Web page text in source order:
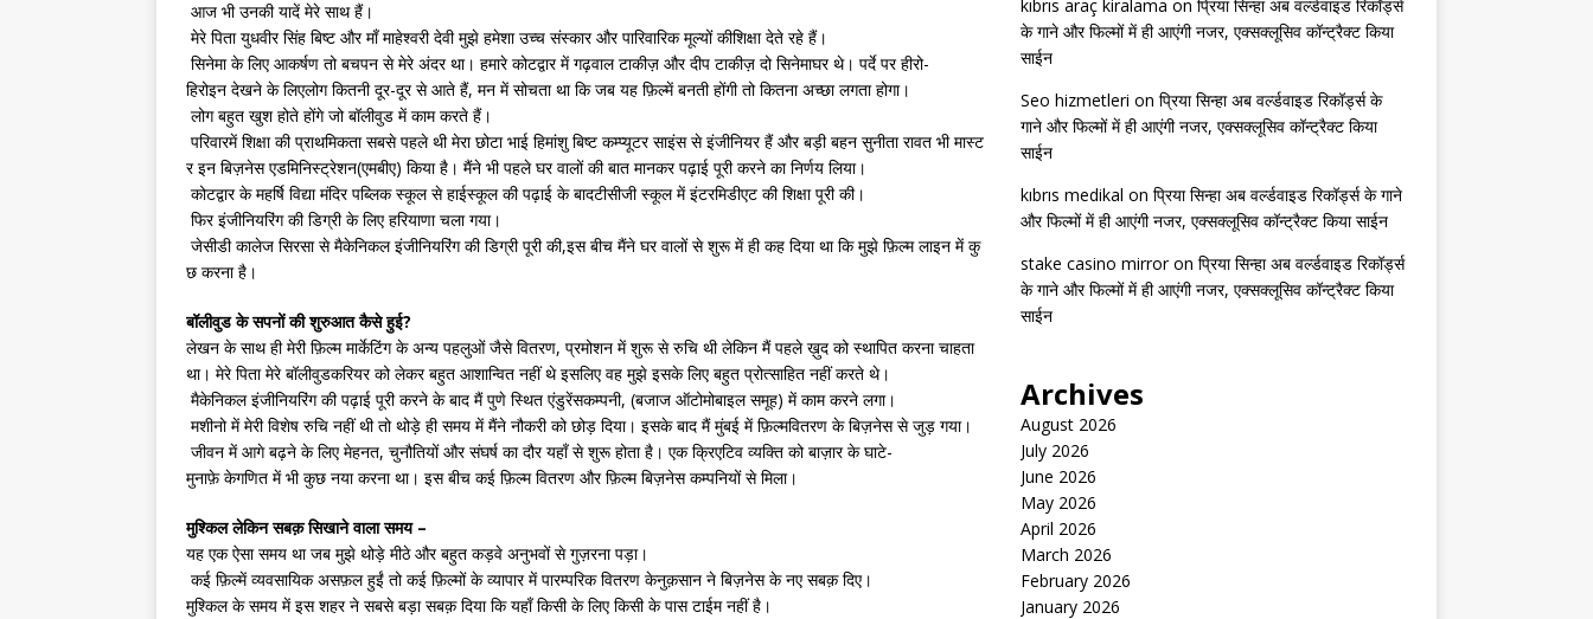
आज भी उनकी यादें मेरे साथ हैं।
मेरे पिता युधवीर सिंह बिष्ट और माँ माहेश्वरी देवी मुझे हमेशा उच्च संस्कार और पारिवारिक मूल्यों कीशिक्षा देते रहे हैं।
सिनेमा के लिए आकर्षण तो बचपन से मेरे अंदर था। हमारे कोटद्वार में गढ़वाल टाकीज़ और दीप टाकीज़ दो सिनेमाघर थे। पर्दे पर हीरो-
हिरोइन देखने के लिएलोग कितनी दूर-दूर से आते हैं, मन में सोचता था कि जब यह फ़िल्में बनती होंगी तो कितना अच्छा लगता होगा।
लोग बहुत खुश होते होंगे जो बॉलीवुड में काम करते हैं।
परिवारमें शिक्षा की प्राथमिकता सबसे पहले थी मेरा छोटा भाई हिमांशु बिष्ट कम्प्यूटर साइंस से इंजीनियर हैं और बड़ी बहन सुनीता रावत भी मास्ट
र इन बिज़नेस एडमिनिस्ट्रेशन(एमबीए) किया है। मैंने भी पहले घर वालों की बात मानकर पढ़ाई पूरी करने का निर्णय लिया।
कोटद्वार के महर्षि विद्या मंदिर पब्लिक स्कूल से हाईस्कूल की पढ़ाई के बादटीसीजी स्कूल में इंटरमिडीएट की शिक्षा पूरी की।
फिर इंजीनियरिंग की डिग्री के लिए हरियाणा चला गया।
जेसीडी कालेज सिरसा से मैकेनिकल इंजीनियरिंग की डिग्री पूरी की,इस बीच मैंने घर वालों से शुरू में ही कह दिया था कि मुझे फ़िल्म लाइन में कु
छ करना है।
बॉलीवुड के सपनों की शुरुआत कैसे हुई?
लेखन के साथ ही मेरी फ़िल्म मार्केटिंग के अन्य पहलुओं जैसे वितरण, प्रमोशन में शुरू से रुचि थी लेकिन मैं पहले ख़ुद को स्थापित करना चाहता
था। मेरे पिता मेरे बॉलीवुडकरियर को लेकर बहुत आशान्वित नहीं थे इसलिए वह मुझे इसके लिए बहुत प्रोत्साहित नहीं करते थे।
मैकेनिकल इंजीनियरिंग की पढ़ाई पूरी करने के बाद मैं पुणे स्थित एंडुरेंसकम्पनी, (बजाज ऑटोमोबाइल समूह) में काम करने लगा।
मशीनो में मेरी विशेष रुचि नहीं थी तो थोड़े ही समय में मैंने नौकरी को छोड़ दिया। इसके बाद मैं मुंबई में फ़िल्मवितरण के बिज़नेस से जुड़ गया।
जीवन में आगे बढ़ने के लिए मेहनत, चुनौतियों और संघर्ष का दौर यहाँ से शुरू होता है। एक क्रिएटिव व्यक्ति को बाज़ार के घाटे-
मुनाफ़े केगणित में भी कुछ नया करना था। इस बीच कई फ़िल्म वितरण और फ़िल्म बिज़नेस कम्पनियों से मिला।
मुश्किल लेकिन सबक़ सिखाने वाला समय –
यह एक ऐसा समय था जब मुझे थोड़े मीठे और बहुत कड़वे अनुभवों से गुज़रना पड़ा।
कई फ़िल्में व्यवसायिक असफ़ल हुईं तो कई फ़िल्मों के व्यापार में पारम्परिक वितरण केनुक़सान ने बिज़नेस के नए सबक़ दिए।
मुश्किल के समय में इस शहर ने सबसे बड़ा सबक़ दिया कि यहाँ किसी के लिए किसी के पास टाईम नहीं है।
kıbrıs araç kiralama on प्रिया सिन्हा अब वर्ल्डवाइड रिकॉर्ड्स
के गाने और फिल्मों में ही आएंगी नजर, एक्सक्लूसिव कॉन्ट्रैक्ट किया
साईन
Seo hizmetleri on प्रिया सिन्हा अब वर्ल्डवाइड रिकॉर्ड्स के
गाने और फिल्मों में ही आएंगी नजर, एक्सक्लूसिव कॉन्ट्रैक्ट किया
साईन
kıbrıs medikal on प्रिया सिन्हा अब वर्ल्डवाइड रिकॉर्ड्स के गाने
और फिल्मों में ही आएंगी नजर, एक्सक्लूसिव कॉन्ट्रैक्ट किया साईन
stake casino mirroron प्रिया सिन्हा अब वर्ल्डवाइड रिकॉर्ड्स
के गाने और फिल्मों में ही आएंगी नजर, एक्सक्लूसिव कॉन्ट्रैक्ट किया
साईन
Archives
August 2026
July 2026
June 2026
May 2026
April 2026
March 2026
February 2026
January 2026